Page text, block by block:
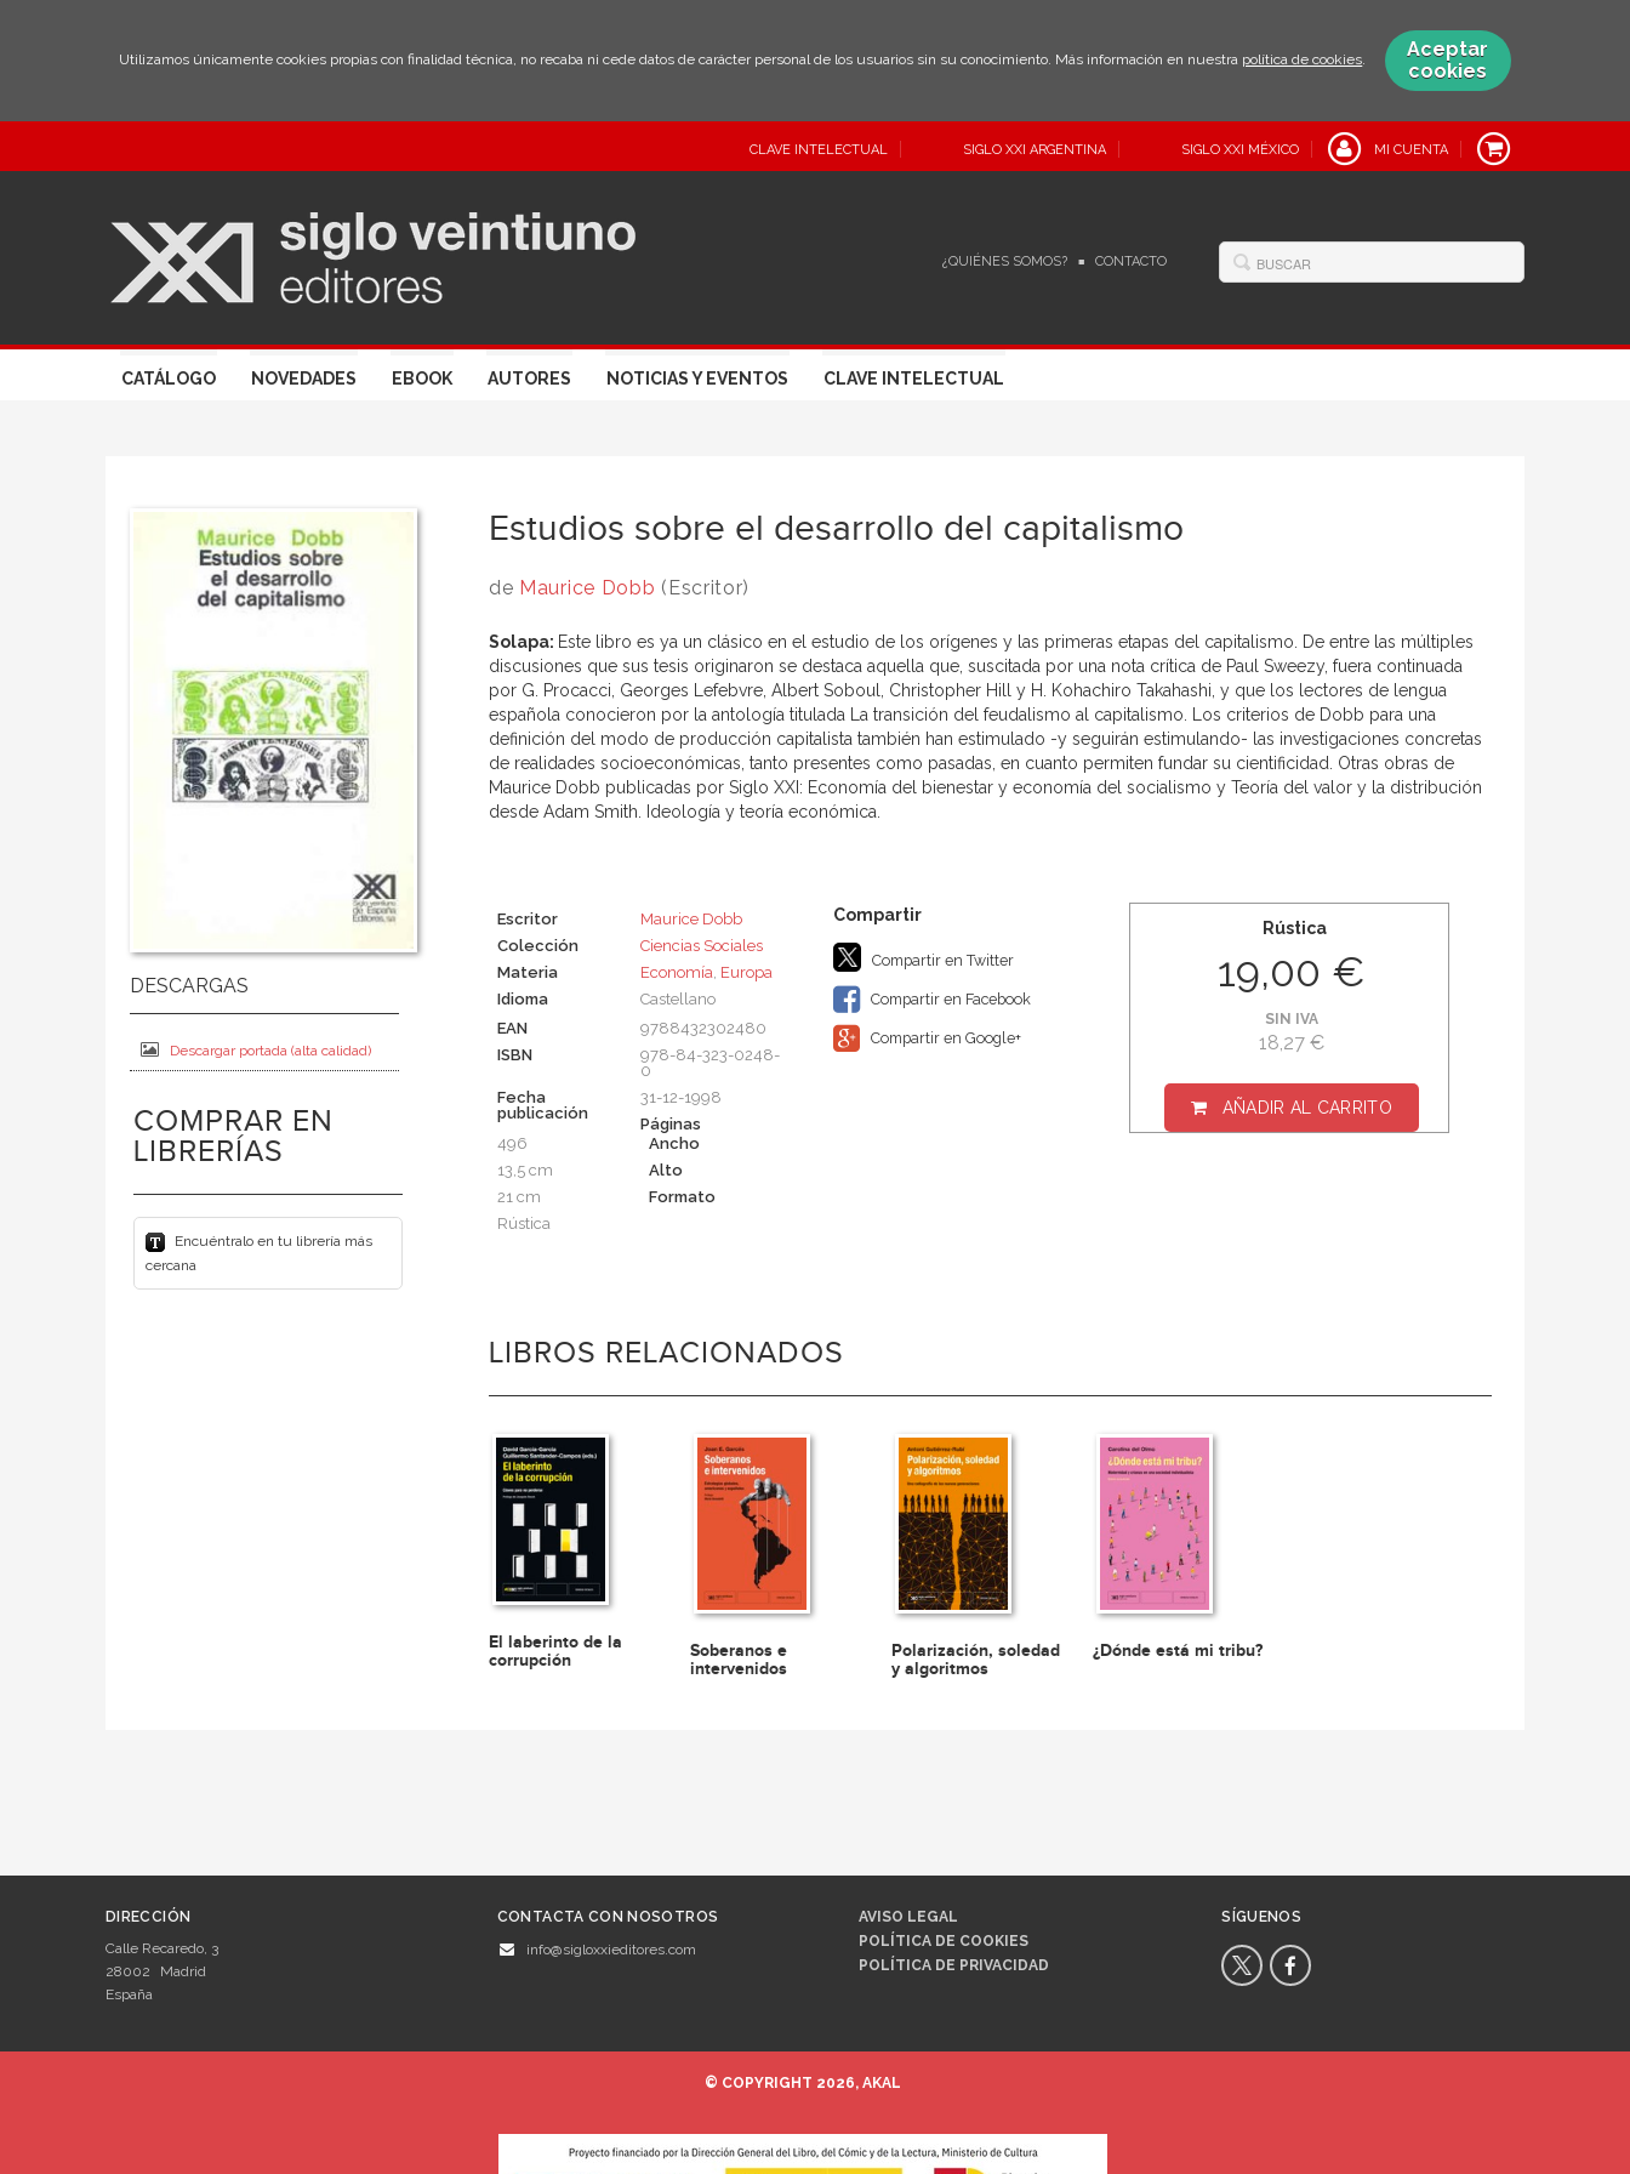
Utilizamos únicamente cookies propias con finalidad técnica, no recaba ni cede datos de carácter personal de los usuarios sin su conocimiento. Más información en nuestra política de cookies.
Aceptar
cookies
CLAVE INTELECTUAL SIGLO XXI ARGENTINA SIGLO XXI MÉXICO MI CUENTA
¿QUIÉNES SOMOS? CONTACTO
CATÁLOGO NOVEDADES EBOOK AUTORES NOTICIAS Y EVENTOS CLAVE INTELECTUAL
Descargar portada (alta calidad)
COMPRAR EN
LIBRERÍAS
Encuéntralo en tu librería más
cercana
Estudios sobre el desarrollo del capitalismo
de Maurice Dobb (Escritor)
Solapa: Este libro es ya un clásico en el estudio de los orígenes y las primeras etapas del capitalismo. De entre las múltiples
discusiones que sus tesis originaron se destaca aquella que, suscitada por una nota crítica de Paul Sweezy, fuera continuada
por G. Procacci, Georges Lefebvre, Albert Soboul, Christopher Hill y H. Kohachiro Takahashi, y que los lectores de lengua
española conocieron por la antología titulada La transición del feudalismo al capitalismo. Los criterios de Dobb para una
definición del modo de producción capitalista también han estimulado -y seguirán estimulando- las investigaciones concretas
de realidades socioeconómicas, tanto presentes como pasadas, en cuanto permiten fundar su cientificidad. Otras obras de
Maurice Dobb publicadas por Siglo XXI: Economía del bienestar y economía del socialismo y Teoría del valor y la distribución
desde Adam Smith. Ideología y teoría económica.
Escritor
Maurice Dobb
Colección
Ciencias Sociales
Materia
Economía, Europa
Idioma
Castellano
EAN
9788432302480
ISBN
978-84-323-0248-
0
Fecha
publicación
31-12-1998
Páginas
496
Ancho
13,5 cm
Alto
21 cm
Formato
Rústica
Compartir en Twitter
Compartir en Facebook
Compartir en Google+
Rústica
19,00 €
SIN IVA
18,27 €
AÑADIR AL CARRITO
LIBROS RELACIONADOS
El laberinto de la
corrupción
Soberanos e
intervenidos
Polarización, soledad
y algoritmos
¿Dónde está mi tribu?
DIRECCIÓN
Calle Recaredo, 3
28002
Madrid
España
CONTACTA CON NOSOTROS
info@sigloxxieditores.com
AVISO LEGAL
POLÍTICA DE COOKIES
POLÍTICA DE PRIVACIDAD
SÍGUENOS
© COPYRIGHT 2026, AKAL